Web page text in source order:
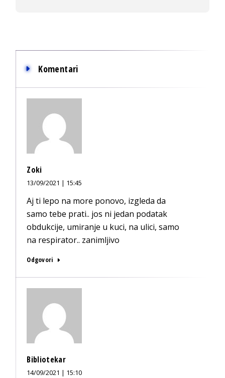
Komentari
Zoki
13/09/2021 | 15:45
Aj ti lepo na more ponovo, izgleda da
samo tebe prati.. jos ni jedan podatak
obdukcije, umiranje u kuci, na ulici, samo
na respirator.. zanimljivo
Odgovori
Bibliotekar
14/09/2021 | 15:10